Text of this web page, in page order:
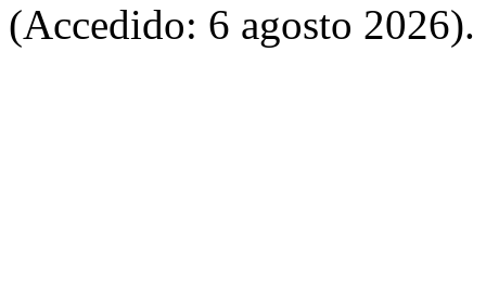
(Accedido: 6 agosto 2026).